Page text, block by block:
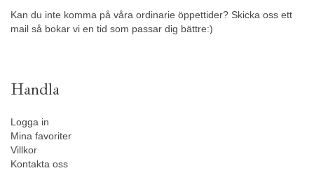
Kan du inte komma på våra ordinarie öppettider? Skicka oss ett
mail så bokar vi en tid som passar dig bättre:)
Handla
Logga in
Mina favoriter
Villkor
Kontakta oss